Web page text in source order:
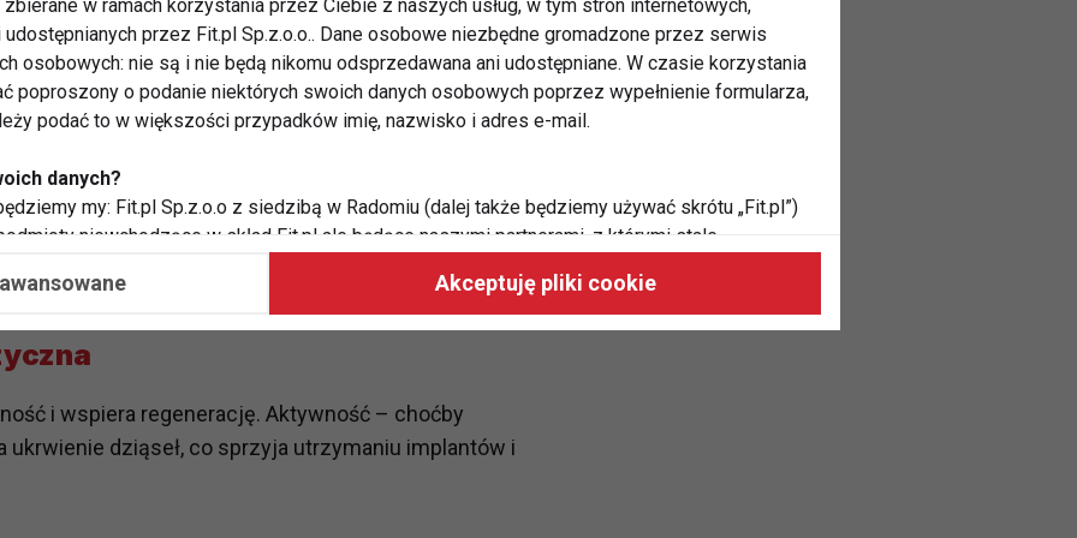
dla bakterii, które mogą powodować stany
ograniczyć:
z koncentratu, fast foody,
produkty, które wspierają odporność i zdrowie
i wspiera regenerację. Aktywność – choćby
dziąseł, co sprzyja utrzymaniu implantów i
w ramach korzystania przez Ciebie z naszych usług, w tym stron internetowych,
przez Fit.pl Sp.z.o.o.. Dane osobowe niezbędne gromadzone przez serwis
osobowych: nie są i nie będą nikomu odsprzedawana ani udostępniane. W czasie korzystania
poproszony o podanie niektórych swoich danych osobowych poprzez wypełnienie formularza,
podać to w większości przypadków imię, nazwisko i adres e-mail.
danych?
my: Fit.pl Sp.z.o.o z siedzibą w Radomiu (dalej także będziemy używać skrótu „Fit.pl”)
niewchodzące w skład Fit.pl ale będące naszymi partnerami, z którymi stale
dane?
w tym tematykę ukazujących się tam materiałów do Twoich zainteresowań oraz do
usług, w tym aby wykryć ewentualne boty, oszustwa czy nadużycia,
do Twoich potrzeb i zainteresowań,
Akceptuję pliki cookie